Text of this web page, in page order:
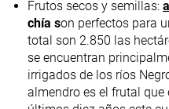
Frutos secos y semillas:
chía son perfectos para
total son 2.850 las
se encuentran
irrigados de los ríos
almendro es el frutal que